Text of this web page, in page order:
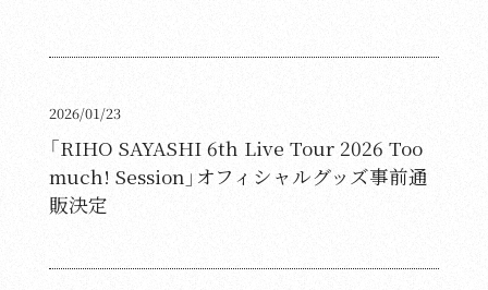
2026/01/23
「RIHO SAYASHI 6th Live Tour 2026 Too
much! Session」オフィシャルグッズ事前通
販決定
Live & Events
Profile
Biography
Video